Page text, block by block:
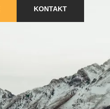
KONTAKT